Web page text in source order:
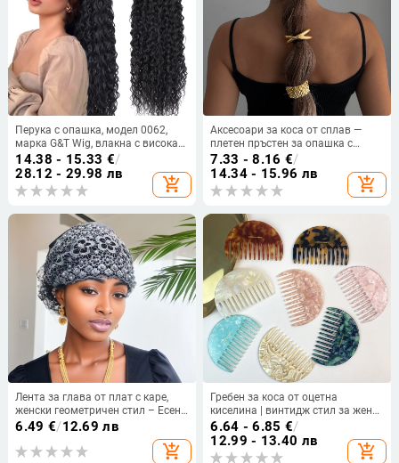
Перука с опашка, модел 0062,
марка G&T Wig, влакна с висока
температура, механизъм на
изработка
14.38 - 15.33 €/
28.12 - 29.98 лв
add_shopping_cart
Аксесоари за коса от сплав —
плетен пръстен за опашка с
плисиран дизайн, стил принцеса,
висока еластичност,
електроплатина, аксесоар за
глава, есен 2024
7.33 - 8.16 €/
14.34 - 15.96 лв
add_shopping_cart
Лента за глава от плат с каре,
женски геометричен стил – Есен
2024
6.49 €/12.69 лв
add_shopping_cart
Гребен за коса от оцетна
киселина | винтидж стил за жени
| геометричен дизайн | ръчна
изработка | лято 2024
6.64 - 6.85 €/
12.99 - 13.40 лв
add_shopping_cart